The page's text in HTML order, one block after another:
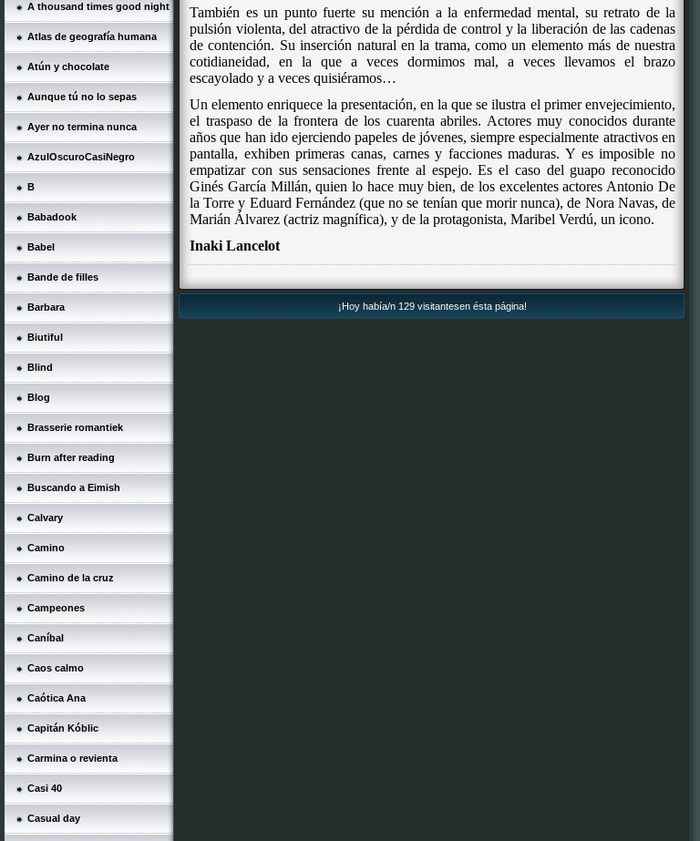
A thousand times good night
Atlas de geografía humana
Atún y chocolate
Aunque tú no lo sepas
Ayer no termina nunca
AzulOscuroCasiNegro
B
Babadook
Babel
Bande de filles
Barbara
Biutiful
Blind
Blog
Brasserie romantiek
Burn after reading
Buscando a Eimish
Calvary
Camino
Camino de la cruz
Campeones
Caníbal
Caos calmo
Caótica Ana
Capitán Kóblic
Carmina o revienta
Casi 40
Casual day
También es un punto fuerte su mención a la enfermedad mental, su retrato de la
pulsión violenta, del atractivo de la pérdida de control y la liberación de las cadenas
de contención. Su inserción natural en la trama, como un elemento más de nuestra
cotidianeidad, en la que a veces dormimos mal, a veces llevamos el brazo
escayolado y a veces quisiéramos…
Un elemento enriquece la presentación, en la que se ilustra el primer envejecimiento,
el traspaso de la frontera de los cuarenta abriles. Actores muy conocidos durante
años que han ido ejerciendo papeles de jóvenes, siempre especialmente atractivos en
pantalla, exhiben primeras canas, carnes y facciones maduras. Y es imposible no
empatizar con sus sensaciones frente al espejo. Es el caso del guapo reconocido
Ginés García Millán, quien lo hace muy bien, de los excelentes actores Antonio De
la Torre y Eduard Fernández (que no se tenían que morir nunca), de Nora Navas, de
Marián Álvarez (actriz magnífica), y de la protagonista, Maribel Verdú, un icono.
Inaki Lancelot
¡Hoy había/n 129 visitantesen ésta página!